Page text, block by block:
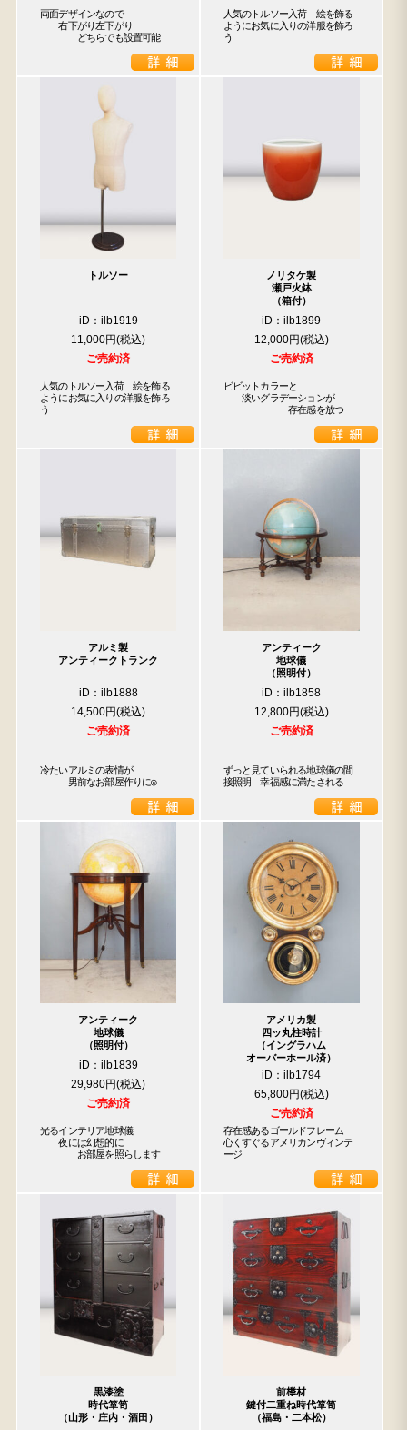
両面デザインなので
右下がり左下がり
どちらでも設置可能
人気のトルソー入荷　絵を飾る
ようにお気に入りの洋服を飾ろ
う
トルソー
iD：ilb1919
11,000円
ご売約済
人気のトルソー入荷　絵を飾る
ようにお気に入りの洋服を飾ろ
う
ノリタケ製
瀬戸火鉢
（箱付）
iD：ilb1899
12,000円
ご売約済
ビビットカラーと
淡いグラデーションが
存在感を放つ
アルミ製
アンティークトランク
iD：ilb1888
14,500円
ご売約済
冷たいアルミの表情が
男前なお部屋作りに◎
アンティーク
地球儀
（照明付）
iD：ilb1858
12,800円
ご売約済
ずっと見ていられる地球儀の間
接照明　幸福感に満たされる
アンティーク
地球儀
（照明付）
iD：ilb1839
29,980円
ご売約済
光るインテリア地球儀
夜には幻想的に
お部屋を照らします
アメリカ製
四ッ丸柱時計
（イングラハム
オーバーホール済）
iD：ilb1794
65,800円
ご売約済
存在感あるゴールドフレーム
心くすぐるアメリカンヴィンテ
ージ
黒漆塗
時代箪笥
（山形・庄内・酒田）
前﨔材
鍵付二重ね時代箪笥
（福島・二本松）